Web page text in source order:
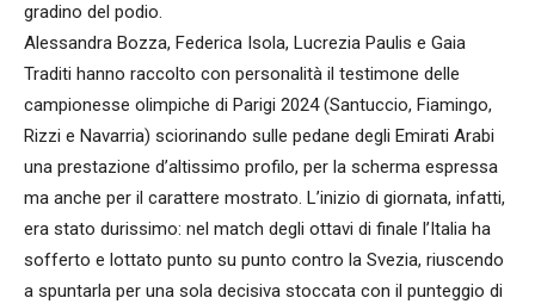
gradino del podio.
Alessandra Bozza, Federica Isola, Lucrezia Paulis e Gaia
Traditi hanno raccolto con personalità il testimone delle
campionesse olimpiche di Parigi 2024 (Santuccio, Fiamingo,
Rizzi e Navarria) sciorinando sulle pedane degli Emirati Arabi
una prestazione d’altissimo profilo, per la scherma espressa
ma anche per il carattere mostrato. L’inizio di giornata, infatti,
era stato durissimo: nel match degli ottavi di finale l’Italia ha
sofferto e lottato punto su punto contro la Svezia, riuscendo
a spuntarla per una sola decisiva stoccata con il punteggio di